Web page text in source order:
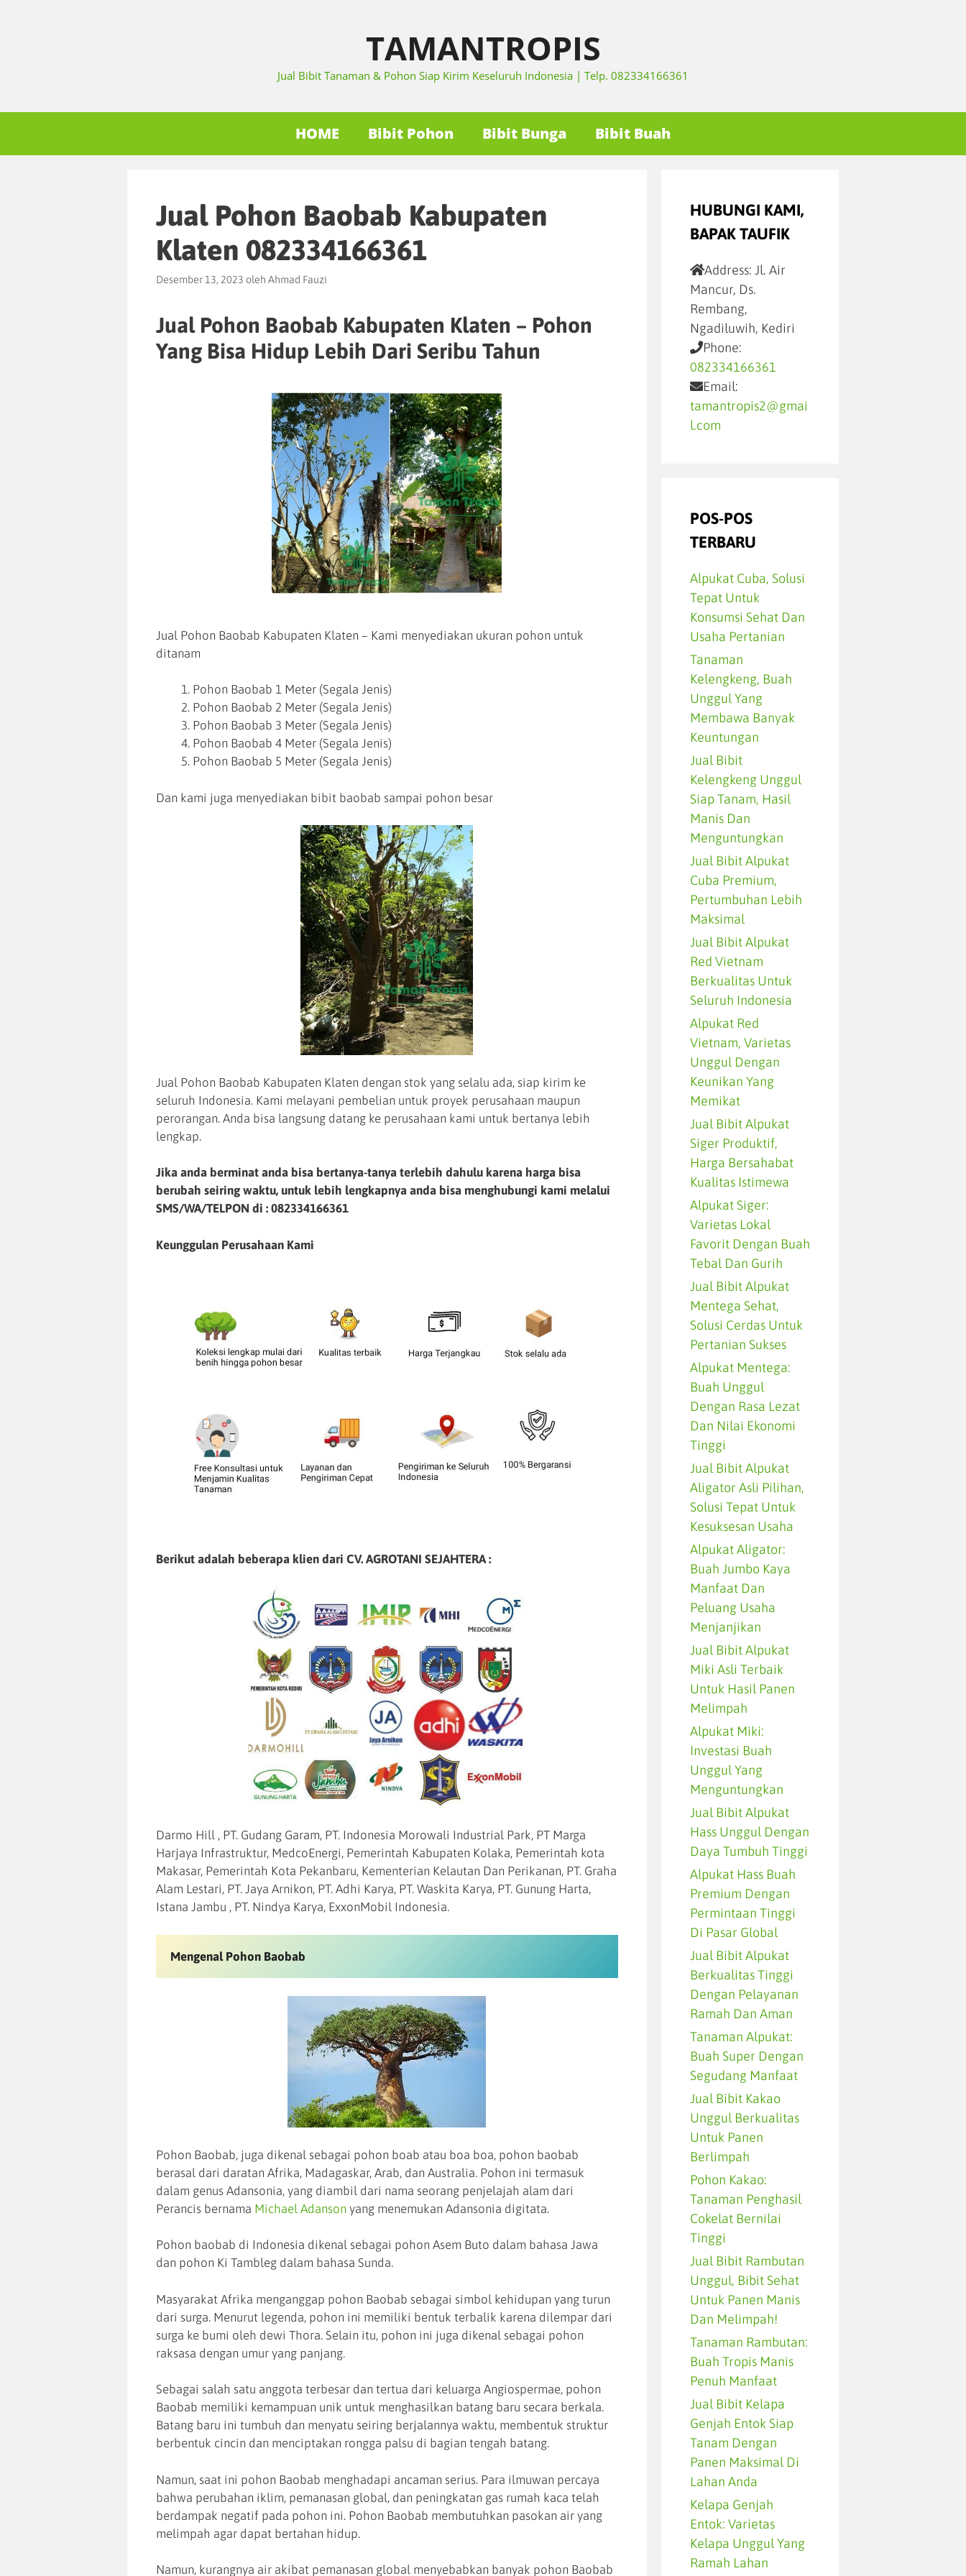
TAMANTROPIS
Jual Bibit Tanaman & Pohon Siap Kirim Keseluruh Indonesia | Telp. 082334166361
HOME Bibit Pohon Bibit Bunga Bibit Buah
Jual Pohon Baobab Kabupaten
Klaten 082334166361
Desember 13, 2023 oleh Ahmad Fauzi
Jual Pohon Baobab Kabupaten Klaten – Pohon
Yang Bisa Hidup Lebih Dari Seribu Tahun
Jual Pohon Baobab Kabupaten Klaten – Kami menyediakan ukuran pohon untuk
ditanam
Pohon Baobab 1 Meter (Segala Jenis)
Pohon Baobab 2 Meter (Segala Jenis)
Pohon Baobab 3 Meter (Segala Jenis)
Pohon Baobab 4 Meter (Segala Jenis)
Pohon Baobab 5 Meter (Segala Jenis)
Dan kami juga menyediakan bibit baobab sampai pohon besar
Jual Pohon Baobab Kabupaten Klaten dengan stok yang selalu ada, siap kirim ke
seluruh Indonesia. Kami melayani pembelian untuk proyek perusahaan maupun
perorangan. Anda bisa langsung datang ke perusahaan kami untuk bertanya lebih
lengkap.
Jika anda berminat anda bisa bertanya-tanya terlebih dahulu karena harga bisa
berubah seiring waktu, untuk lebih lengkapnya anda bisa menghubungi kami melalui
SMS/WA/TELPON di : 082334166361
Keunggulan Perusahaan Kami
Berikut adalah beberapa klien dari CV. AGROTANI SEJAHTERA :
Darmo Hill , PT. Gudang Garam, PT. Indonesia Morowali Industrial Park, PT Marga
Harjaya Infrastruktur, MedcoEnergi, Pemerintah Kabupaten Kolaka, Pemerintah kota
Makasar, Pemerintah Kota Pekanbaru, Kementerian Kelautan Dan Perikanan, PT. Graha
Alam Lestari, PT. Jaya Arnikon, PT. Adhi Karya, PT. Waskita Karya, PT. Gunung Harta,
Istana Jambu , PT. Nindya Karya, ExxonMobil Indonesia.
Mengenal Pohon Baobab
Pohon Baobab, juga dikenal sebagai pohon boab atau boa boa, pohon baobab
berasal dari daratan Afrika, Madagaskar, Arab, dan Australia. Pohon ini termasuk
dalam genus Adansonia, yang diambil dari nama seorang penjelajah alam dari
Perancis bernama Michael Adanson yang menemukan Adansonia digitata.
Pohon baobab di Indonesia dikenal sebagai pohon Asem Buto dalam bahasa Jawa
dan pohon Ki Tambleg dalam bahasa Sunda.
Masyarakat Afrika menganggap pohon Baobab sebagai simbol kehidupan yang turun
dari surga. Menurut legenda, pohon ini memiliki bentuk terbalik karena dilempar dari
surga ke bumi oleh dewi Thora. Selain itu, pohon ini juga dikenal sebagai pohon
raksasa dengan umur yang panjang.
Sebagai salah satu anggota terbesar dan tertua dari keluarga Angiospermae, pohon
Baobab memiliki kemampuan unik untuk menghasilkan batang baru secara berkala.
Batang baru ini tumbuh dan menyatu seiring berjalannya waktu, membentuk struktur
berbentuk cincin dan menciptakan rongga palsu di bagian tengah batang.
Namun, saat ini pohon Baobab menghadapi ancaman serius. Para ilmuwan percaya
bahwa perubahan iklim, pemanasan global, dan peningkatan gas rumah kaca telah
berdampak negatif pada pohon ini. Pohon Baobab membutuhkan pasokan air yang
melimpah agar dapat bertahan hidup.
Namun, kurangnya air akibat pemanasan global menyebabkan banyak pohon Baobab
HUBUNGI KAMI,
BAPAK TAUFIK
Address: Jl. Air
Mancur, Ds.
Rembang,
Ngadiluwih, Kediri
Phone:
082334166361
Email:
tamantropis2@gmai
l.com
POS-POS
TERBARU
Alpukat Cuba, Solusi
Tepat Untuk
Konsumsi Sehat Dan
Usaha Pertanian
Tanaman
Kelengkeng, Buah
Unggul Yang
Membawa Banyak
Keuntungan
Jual Bibit
Kelengkeng Unggul
Siap Tanam, Hasil
Manis Dan
Menguntungkan
Jual Bibit Alpukat
Cuba Premium,
Pertumbuhan Lebih
Maksimal
Jual Bibit Alpukat
Red Vietnam
Berkualitas Untuk
Seluruh Indonesia
Alpukat Red
Vietnam, Varietas
Unggul Dengan
Keunikan Yang
Memikat
Jual Bibit Alpukat
Siger Produktif,
Harga Bersahabat
Kualitas Istimewa
Alpukat Siger:
Varietas Lokal
Favorit Dengan Buah
Tebal Dan Gurih
Jual Bibit Alpukat
Mentega Sehat,
Solusi Cerdas Untuk
Pertanian Sukses
Alpukat Mentega:
Buah Unggul
Dengan Rasa Lezat
Dan Nilai Ekonomi
Tinggi
Jual Bibit Alpukat
Aligator Asli Pilihan,
Solusi Tepat Untuk
Kesuksesan Usaha
Alpukat Aligator:
Buah Jumbo Kaya
Manfaat Dan
Peluang Usaha
Menjanjikan
Jual Bibit Alpukat
Miki Asli Terbaik
Untuk Hasil Panen
Melimpah
Alpukat Miki:
Investasi Buah
Unggul Yang
Menguntungkan
Jual Bibit Alpukat
Hass Unggul Dengan
Daya Tumbuh Tinggi
Alpukat Hass Buah
Premium Dengan
Permintaan Tinggi
Di Pasar Global
Jual Bibit Alpukat
Berkualitas Tinggi
Dengan Pelayanan
Ramah Dan Aman
Tanaman Alpukat:
Buah Super Dengan
Segudang Manfaat
Jual Bibit Kakao
Unggul Berkualitas
Untuk Panen
Berlimpah
Pohon Kakao:
Tanaman Penghasil
Cokelat Bernilai
Tinggi
Jual Bibit Rambutan
Unggul, Bibit Sehat
Untuk Panen Manis
Dan Melimpah!
Tanaman Rambutan:
Buah Tropis Manis
Penuh Manfaat
Jual Bibit Kelapa
Genjah Entok Siap
Tanam Dengan
Panen Maksimal Di
Lahan Anda
Kelapa Genjah
Entok: Varietas
Kelapa Unggul Yang
Ramah Lahan